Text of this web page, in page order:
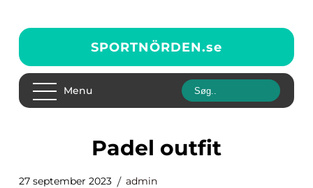
SPORTNÖRDEN.se
Menu
padel outfit
27 september 2023 admin